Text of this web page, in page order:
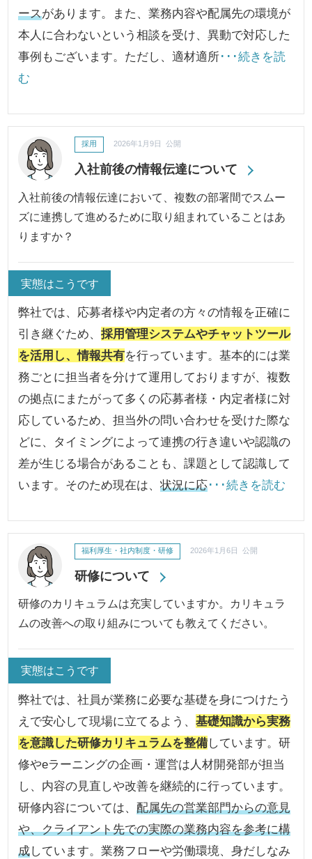
ースがあります。また、業務内容や配属先の環境が
本人に合わないという相談を受け、異動で対応した
事例もございます。ただし、適材適所･･･続きを読
む
入社前後の情報伝達について
採用 2026年1月9日 公開
入社前後の情報伝達において、複数の部署間でスムー
ズに連携して進めるために取り組まれていることはあ
りますか？
実態はこうです
弊社では、応募者様や内定者の方々の情報を正確に
引き継ぐため、採用管理システムやチャットツール
を活用し、情報共有を行っています。基本的には業
務ごとに担当者を分けて運用しておりますが、複数
の拠点にまたがって多くの応募者様・内定者様に対
応しているため、担当外の問い合わせを受けた際な
どに、タイミングによって連携の行き違いや認識の
差が生じる場合があることも、課題として認識して
います。そのため現在は、状況に応･･･続きを読む
研修について
福利厚生・社内制度・研修 2026年1月6日 公開
研修のカリキュラムは充実していますか。カリキュラ
ムの改善への取り組みについても教えてください。
実態はこうです
弊社では、社員が業務に必要な基礎を身につけたう
えで安心して現場に立てるよう、基礎知識から実務
を意識した研修カリキュラムを整備しています。研
修やeラーニングの企画・運営は人材開発部が担当
し、内容の見直しや改善を継続的に行っています。
研修内容については、配属先の営業部門からの意見
や、クライアント先での実際の業務内容を参考に構
成しています。業務フローや労働環境、身だしなみ